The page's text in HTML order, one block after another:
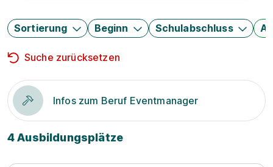
Sortierung Beginn Schulabschluss
Suche zurücksetzen
Infos zum Beruf Eventmanager
4 Ausbildungsplätze